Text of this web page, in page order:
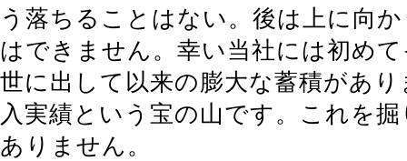
う落ちることはない。後は上に向
はできません。幸い当社には初め
世に出して以来の膨大な蓄積があ
入実績という宝の山です。これを
ありません。